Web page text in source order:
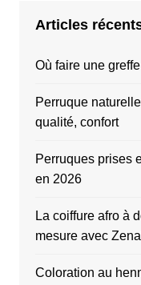
Articles
Où faire une
Perruque
qualité, confort
Perruques prises
en 2026
La coiffure afro à
mesure avec
Coloration au